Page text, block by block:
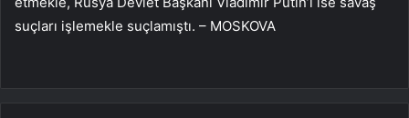
suçları işlemekle suçlamıştı. – MOSKOVA